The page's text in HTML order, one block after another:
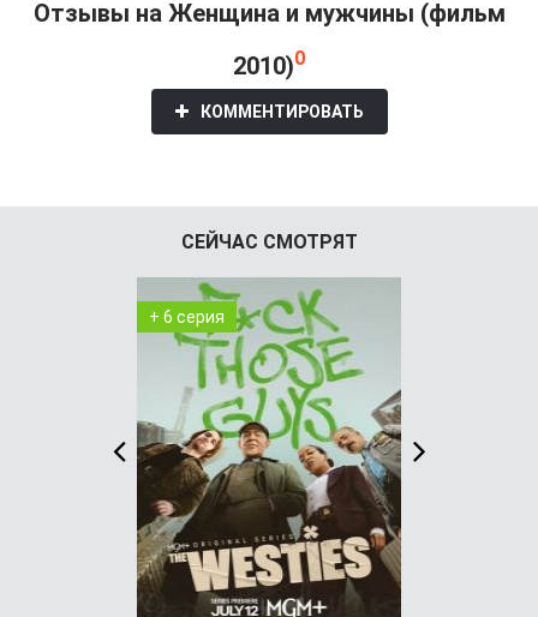
Отзывы на Женщина и мужчины (фильм
2010)0
КОММЕНТИРОВАТЬ
СЕЙЧАС СМОТРЯТ
+ 6 серия